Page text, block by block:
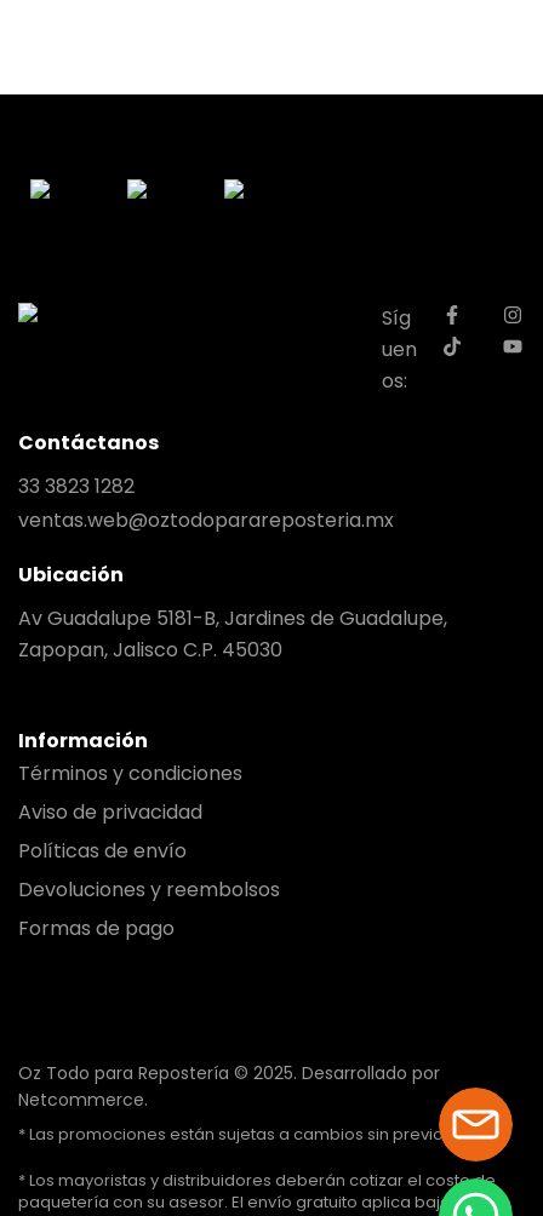
Síg
uen
os:
Contáctanos
33 3823 1282
ventas.web@oztodoparareposteria.mx
Ubicación
Av Guadalupe 5181-B, Jardines de Guadalupe,
Zapopan, Jalisco C.P. 45030
Información
Términos y condiciones
Aviso de privacidad
Políticas de envío
Devoluciones y reembolsos
Formas de pago
Oz Todo para Repostería © 2025. Desarrollado por
Netcommerce.
* Las promociones están sujetas a cambios sin previo aviso.
* Los mayoristas y distribuidores deberán cotizar el costo de
paquetería con su asesor. El envío gratuito aplica bajo ciertas